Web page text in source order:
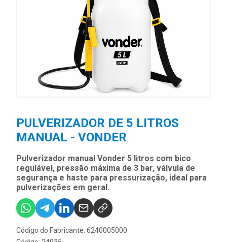
PULVERIZADOR DE 5 LITROS
MANUAL - VONDER
Pulverizador manual Vonder 5 litros com bico
regulável, pressão máxima de 3 bar, válvula de
segurança e haste para pressurização, ideal para
pulverizações em geral.
Código do Fabricante: 6240005000